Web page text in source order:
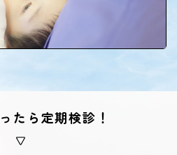
たら定期検診！